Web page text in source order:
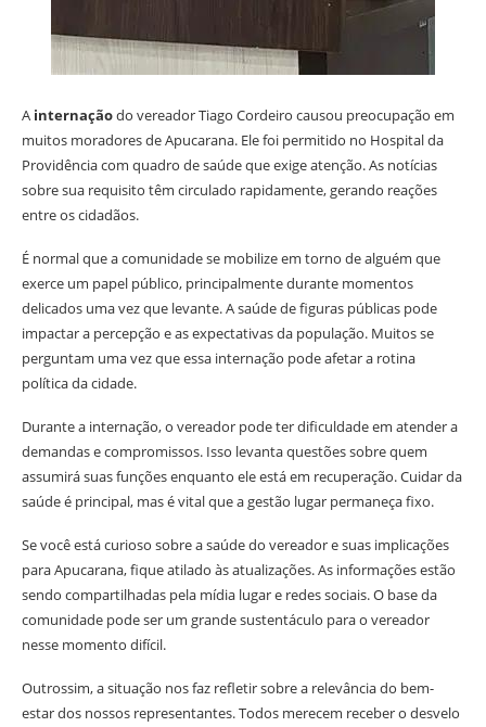
A internaçãodo vereador Tiago Cordeiro causou preocupação em
muitos moradores de Apucarana. Ele foi permitido no Hospital da
Providência com quadro de saúde que exige atenção. As notícias
sobre sua requisito têm circulado rapidamente, gerando reações
entre os cidadãos.
É normal que a comunidade se mobilize em torno de alguém que
exerce um papel público, principalmente durante momentos
delicados uma vez que levante. A saúde de figuras públicas pode
impactar a percepção e as expectativas da população. Muitos se
perguntam uma vez que essa internação pode afetar a rotina
política da cidade.
Durante a internação, o vereador pode ter dificuldade em atender a
demandas e compromissos. Isso levanta questões sobre quem
assumirá suas funções enquanto ele está em recuperação. Cuidar da
saúde é principal, mas é vital que a gestão lugar permaneça fixo.
Se você está curioso sobre a saúde do vereador e suas implicações
para Apucarana, fique atilado às atualizações. As informações estão
sendo compartilhadas pela mídia lugar e redes sociais. O base da
comunidade pode ser um grande sustentáculo para o vereador
nesse momento difícil.
Outrossim, a situação nos faz refletir sobre a relevância do bem-
estar dos nossos representantes. Todos merecem receber o desvelo